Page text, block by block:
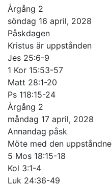
Årgång 2
söndag 16 april, 2028
Påskdagen
Kristus är uppstånden
Jes 25:6-9
1 Kor 15:53-57
Matt 28:1-20
Ps 118:15-24
Årgång 2
måndag 17 april, 2028
Annandag påsk
Möte med den uppståndne
5 Mos 18:15-18
Kol 3:1-4
Luk 24:36-49